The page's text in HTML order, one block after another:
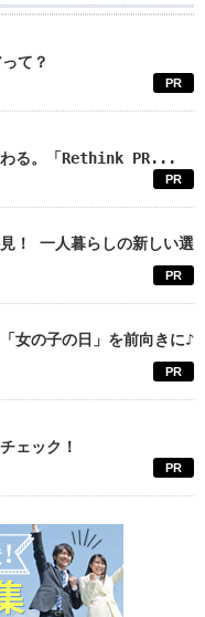
て？
PR
わる。「Rethink PR...
PR
！ 一人暮らしの新しい選
PR
女の子の日」を前向きに♪
PR
ェック！
PR